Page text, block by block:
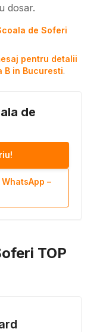
dosar.
de Soferi
pentru detalii
B in Bucuresti.
de
–
TOP